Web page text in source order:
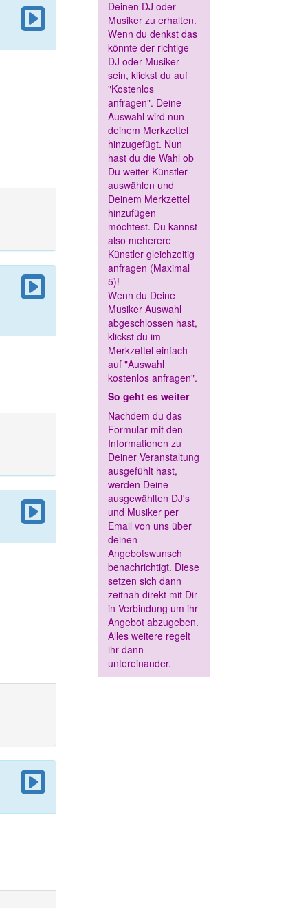
Deinen DJ oder
Musiker zu erhalten.
Wenn du denkst das
könnte der richtige
DJ oder Musiker
sein, klickst du auf
"Kostenlos
anfragen". Deine
Auswahl wird nun
deinem Merkzettel
hinzugefügt. Nun
hast du die Wahl ob
Du weiter Künstler
auswählen und
Deinem Merkzettel
hinzufügen
möchtest. Du kannst
also meherere
Künstler gleichzeitig
anfragen (Maximal
5)!
Wenn du Deine
Musiker Auswahl
abgeschlossen hast,
klickst du im
Merkzettel einfach
auf "Auswahl
kostenlos anfragen".
So geht es weiter
Nachdem du das
Formular mit den
Informationen zu
Deiner Veranstaltung
ausgefühlt hast,
werden Deine
ausgewählten DJ's
und Musiker per
Email von uns über
deinen
Angebotswunsch
benachrichtigt. Diese
setzen sich dann
zeitnah direkt mit Dir
in Verbindung um ihr
Angebot abzugeben.
Alles weitere regelt
ihr dann
untereinander.